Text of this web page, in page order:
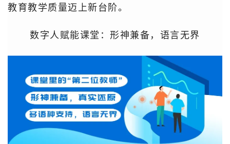
教育教学质量迈上新台阶。
数字人赋能课堂：形神兼备，语言无界